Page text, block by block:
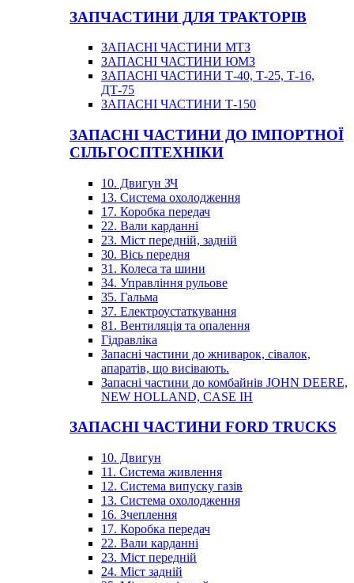
ЗАПЧАСТИНИ ДЛЯ ТРАКТОРІВ
ЗАПАСНІ ЧАСТИНИ МТЗ
ЗАПАСНІ ЧАСТИНИ ЮМЗ
ЗАПАСНІ ЧАСТИНИ Т-40, Т-25, Т-16,
ДТ-75
ЗАПАСНІ ЧАСТИНИ Т-150
ЗАПАСНІ ЧАСТИНИ ДО ІМПОРТНОЇ
СІЛЬГОСПТЕХНІКИ
10. Двигун ЗЧ
13. Система охолодження
17. Коробка передач
22. Вали карданні
23. Міст передній, задній
30. Вісь передня
31. Колеса та шини
34. Управління рульове
35. Гальма
37. Електроустаткування
81. Вентиляція та опалення
Гідравліка
Запасні частини до жниварок, сівалок,
апаратів, що висівають.
Запасні частини до комбайнів JOHN DEERE,
NEW HOLLAND, CASE IH
ЗАПАСНІ ЧАСТИНИ FORD TRUCKS
10. Двигун
11. Система живлення
12. Система випуску газів
13. Система охолодження
16. Зчеплення
17. Коробка передач
22. Вали карданні
23. Міст передній
24. Міст задній